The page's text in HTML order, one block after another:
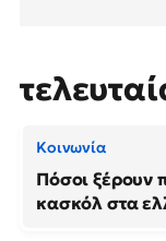
Κοινωνία
Πόσοι ξέρουν
κασκόλ στα